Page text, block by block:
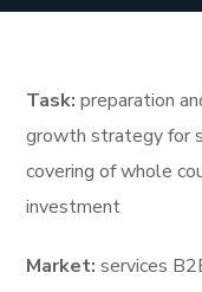
Task: preparation
growth strategy for
covering of whole
investment
Market: services